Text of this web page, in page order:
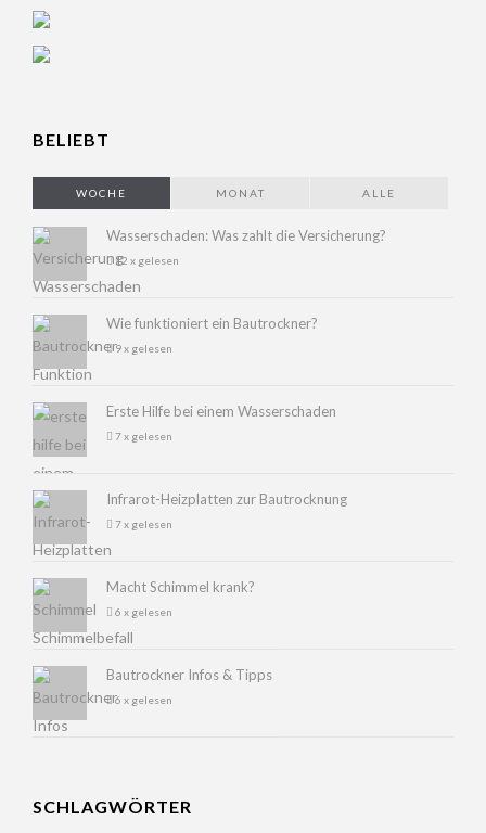
BELIEBT
WOCHE MONAT ALLE
Wasserschaden: Was zahlt die Versicherung?
12 x gelesen
Wie funktioniert ein Bautrockner?
9 x gelesen
Erste Hilfe bei einem Wasserschaden
7 x gelesen
Infrarot-Heizplatten zur Bautrocknung
7 x gelesen
Macht Schimmel krank?
6 x gelesen
Bautrockner Infos & Tipps
6 x gelesen
SCHLAGWÖRTER